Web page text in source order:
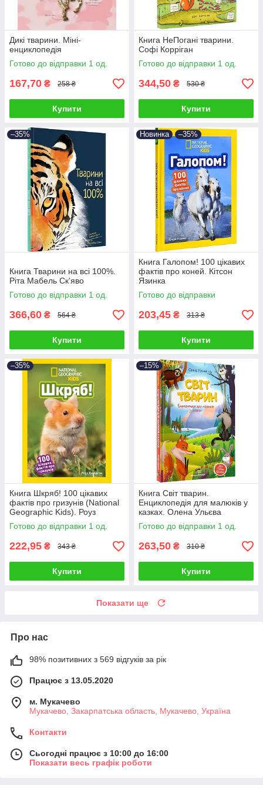
Дикі тварини. Міні-
енциклопедія
Готово до відправки 1 од.
167,70 ₴ 258 ₴
Купити
Книга НеПогані тварини.
Софі Корріган
Готово до відправки 1 од.
344,50 ₴ 530 ₴
Купити
–35%
Книга Тварини на всі 100%.
Ріта Мабель Ск'яво
Готово до відправки 1 од.
366,60 ₴ 564 ₴
Купити
Новинка –35%
Книга Галопом! 100 цікавих
фактів про коней. Кітсон
Язинка
Готово до відправки
203,45 ₴ 313 ₴
Купити
–35%
Книга Шкряб! 100 цікавих
фактів про гризунів (National
Geographic Kids). Роуз
Девідсон
Готово до відправки 1 од.
222,95 ₴ 343 ₴
Купити
–15%
Книга Світ тварин.
Енциклопедія для малюків у
казках. Олена Ульєва
Готово до відправки 1 од.
263,50 ₴ 310 ₴
Купити
Показати ще
Про нас
98% позитивних з 569 відгуків за рік
Працює з 13.05.2020
м. Мукачево
Мукачево, Закарпатська область, Мукачево, Україна
Контакти
Сьогодні працює з 10:00 до 16:00
Показати весь графік роботи